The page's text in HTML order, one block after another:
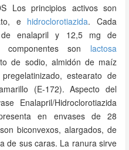
Los principios activos son
e hidroclorotiazida. Cada
enalapril y 12,5 mg de
componentes son lactosa
de sodio, almidón de maíz
estearato de
(E-172). Aspecto del
Enalapril/Hidroclorotiazida
en envases de 28
biconvexos, alargados, de
de sus caras. La ranura sirve